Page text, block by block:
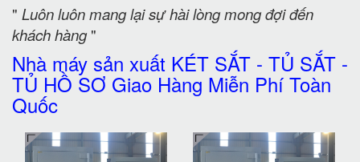
" Luôn luôn mang lại sự hài lòng mong đợi đến
khách hàng"
Nhà máy sản xuất KÉT SẮT - TỦ SẮT -
TỦ HỒ SƠ Giao Hàng Miễn Phí Toàn
Quốc